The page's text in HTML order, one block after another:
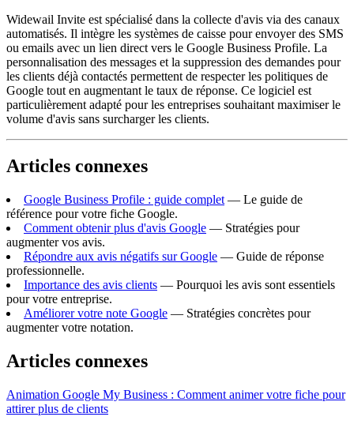
Widewail Invite est spécialisé dans la collecte d'avis via des canaux
automatisés. Il intègre les systèmes de caisse pour envoyer des SMS
ou emails avec un lien direct vers le Google Business Profile. La
personnalisation des messages et la suppression des demandes pour
les clients déjà contactés permettent de respecter les politiques de
Google tout en augmentant le taux de réponse. Ce logiciel est
particulièrement adapté pour les entreprises souhaitant maximiser le
volume d'avis sans surcharger les clients.
Articles connexes
Google Business Profile : guide complet — Le guide de
référence pour votre fiche Google.
Comment obtenir plus d'avis Google — Stratégies pour
augmenter vos avis.
Répondre aux avis négatifs sur Google — Guide de réponse
professionnelle.
Importance des avis clients — Pourquoi les avis sont essentiels
pour votre entreprise.
Améliorer votre note Google — Stratégies concrètes pour
augmenter votre notation.
Articles connexes
Animation Google My Business : Comment animer votre fiche pour
attirer plus de clients